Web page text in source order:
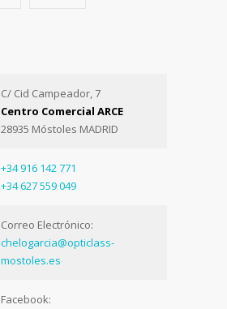
C/ Cid Campeador, 7
Centro Comercial ARCE
28935 Móstoles MADRID
+34 916 142 771
+34 627 559 049
Correo Electrónico:
chelogarcia@opticlass-
mostoles.es
Facebook: